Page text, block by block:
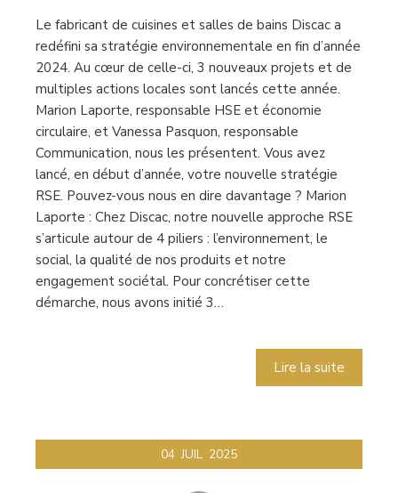
Le fabricant de cuisines et salles de bains Discac a
redéfini sa stratégie environnementale en fin d’année
2024. Au cœur de celle-ci, 3 nouveaux projets et de
multiples actions locales sont lancés cette année.
Marion Laporte, responsable HSE et économie
circulaire, et Vanessa Pasquon, responsable
Communication, nous les présentent. Vous avez
lancé, en début d’année, votre nouvelle stratégie
RSE. Pouvez-vous nous en dire davantage ? Marion
Laporte : Chez Discac, notre nouvelle approche RSE
s’articule autour de 4 piliers : l’environnement, le
social, la qualité de nos produits et notre
engagement sociétal. Pour concrétiser cette
démarche, nous avons initié 3…
Lire la suite
04 JUIL 2025